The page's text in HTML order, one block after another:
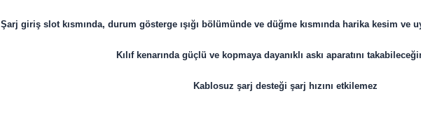
Şarj giriş slot kısmında, durum gösterge ışığı bölümünde ve düğme kısmında harika kesim ve
Kılıf kenarında güçlü ve kopmaya dayanıklı askı aparatını
Kablosuz şarj desteği şarj hızını etkilemez